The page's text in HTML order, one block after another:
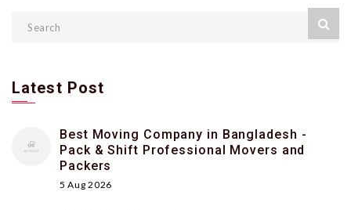
Latest Post
Best Moving Company in Bangladesh -
Pack & Shift Professional Movers and
Packers
5 Aug 2026